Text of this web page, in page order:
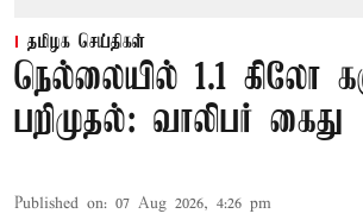
தமிழக செய்திகள்
நெல்லையில் 1.1 கிலோ
பறிமுதல்: வாலிபர் கைது
Published on: 07 Aug 2026, 4:26 pm